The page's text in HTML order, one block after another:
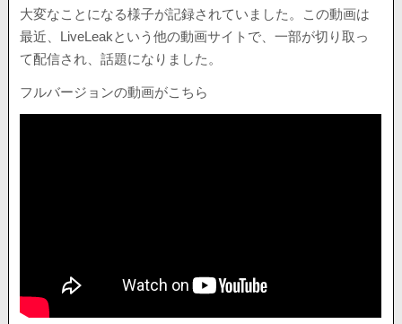
大変なことになる様子が記録されていました。この動画は
最近、LiveLeakという他の動画サイトで、一部が切り取っ
て配信され、話題になりました。
フルバージョンの動画がこちら